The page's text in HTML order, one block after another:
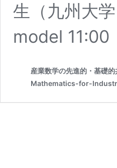
生（九州大
model
産業数学の先進的・基礎
Mathematics-for-